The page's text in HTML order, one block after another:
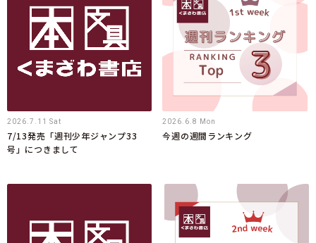
2026.7.11 Sat
7/13発売「週刊少年ジャンプ33
号」につきまして
2026.6.8 Mon
今週の週間ランキング